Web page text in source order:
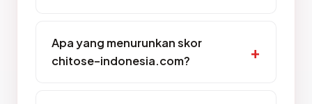
Apa yang menurunkan skor
chitose-indonesia.com?